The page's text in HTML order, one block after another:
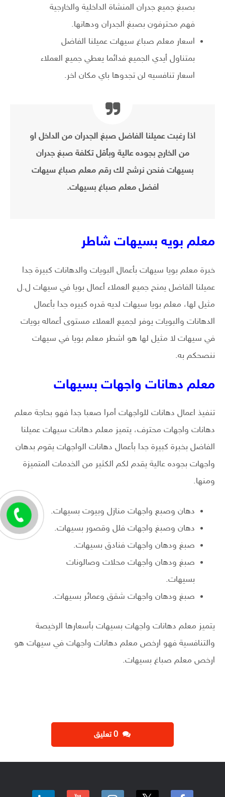
بصبغ جميع جدران المنشاة الداخلية والخارجية
فهم محترفون بصبغ الجدران ودهانها.
اسعار معلم صباغ سيهات عميلنا الفاضل
بمتناول أيدي الجميع فدائما يعطي جميع العملاء
اسعار تنافسيه لن تجدوها باي مكان اخر.
اذا رغبت عميلنا الفاضل صبغ الجدران من الداخل او
من الخارج بجوده عالية وبأقل تكلفة صبغ جدران
بسيهات فنحن نرشح لك رقم معلم صباغ سيهات
افضل معلم صباغ بسيهات.
معلم بويه بسيهات شاطر
خبرة معلم بويا سيهات بأعمال البويات والدهانات كبيرة جدا
عميلنا الفاضل يمنح جميع العملاء أعمال بويا في سيهات ل.ل
مثيل لها، معلم بويا سيهات لديه قدره كبيره جدا بأعمال
الدهانات والبويات يوفر لجميع العملاء مستوى أعماله بويات
في سيهات لا مثيل لها هو اشطر معلم بويا في سيهات
ننصحكم به.
معلم دهانات واجهات بسيهات
تنفيذ اعمال دهانات للواجهات أمرا صعبا جدا فهو بحاجة معلم
دهانات واجهات محترف، يتميز معلم دهانات سيهات عميلنا
الفاضل بخبرة كبيرة جدا بأعمال دهانات الواجهات يقوم بدهان
واجهات بجوده عالية يقدم لكم الكثير من الخدمات المتميزة
ومنها.
دهان وصبع واجهات منازل وبيوت بسيهات.
دهان وصبغ واجهات فلل وقصور بسيهات.
صبغ ودهان واجهات فنادق بسيهات.
صبغ ودهان واجهات محلات وصالونات
بسيهات.
صبغ ودهان واجهات شقق وعمائر بسيهات.
يتميز معلم دهانات واجهات بسيهات بأسعارها الرخيصة
والتنافسية فهو ارخص معلم دهانات واجهات في سيهات هو
ارخص معلم صباغ بسيهات.